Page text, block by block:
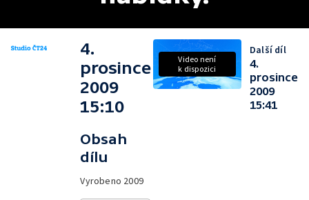
4.
prosince
2009
15:10
Obsah
dílu
Vyrobeno 2009
Video není
k dispozici
Další díl
4.
prosince
2009
15:41